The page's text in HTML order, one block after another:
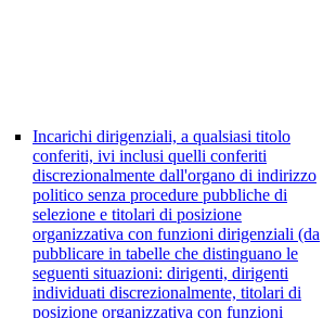
Incarichi dirigenziali, a qualsiasi titolo
conferiti, ivi inclusi quelli conferiti
discrezionalmente dall'organo di indirizzo
politico senza procedure pubbliche di
selezione e titolari di posizione
organizzativa con funzioni dirigenziali (da
pubblicare in tabelle che distinguano le
seguenti situazioni: dirigenti, dirigenti
individuati discrezionalmente, titolari di
posizione organizzativa con funzioni